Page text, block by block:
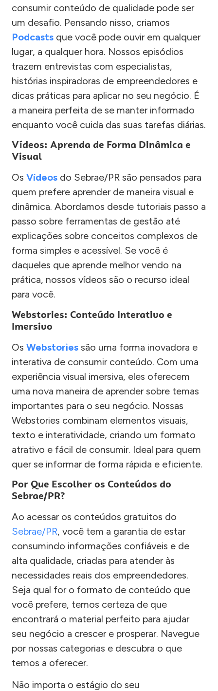
consumir conteúdo de qualidade pode ser
um desafio. Pensando nisso, criamos
Podcasts que você pode ouvir em qualquer
lugar, a qualquer hora. Nossos episódios
trazem entrevistas com especialistas,
histórias inspiradoras de empreendedores e
dicas práticas para aplicar no seu negócio. É
a maneira perfeita de se manter informado
enquanto você cuida das suas tarefas diárias.
Vídeos: Aprenda de Forma Dinâmica e
Visual
Os Vídeos do Sebrae/PR são pensados para
quem prefere aprender de maneira visual e
dinâmica. Abordamos desde tutoriais passo a
passo sobre ferramentas de gestão até
explicações sobre conceitos complexos de
forma simples e acessível. Se você é
daqueles que aprende melhor vendo na
prática, nossos vídeos são o recurso ideal
para você.
Webstories: Conteúdo Interativo e
Imersivo
Os Webstories são uma forma inovadora e
interativa de consumir conteúdo. Com uma
experiência visual imersiva, eles oferecem
uma nova maneira de aprender sobre temas
importantes para o seu negócio. Nossas
Webstories combinam elementos visuais,
texto e interatividade, criando um formato
atrativo e fácil de consumir. Ideal para quem
quer se informar de forma rápida e eficiente.
Por Que Escolher os Conteúdos do
Sebrae/PR?
Ao acessar os conteúdos gratuitos do
Sebrae/PR, você tem a garantia de estar
consumindo informações confiáveis e de
alta qualidade, criadas para atender às
necessidades reais dos empreendedores.
Seja qual for o formato de conteúdo que
você prefere, temos certeza de que
encontrará o material perfeito para ajudar
seu negócio a crescer e prosperar. Navegue
por nossas categorias e descubra o que
temos a oferecer.
Não importa o estágio do seu